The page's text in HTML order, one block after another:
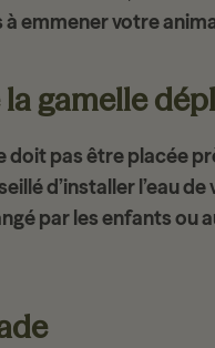
à emmener votre
la gamelle
doit pas être placée
d’installer l’eau de
par les enfants ou